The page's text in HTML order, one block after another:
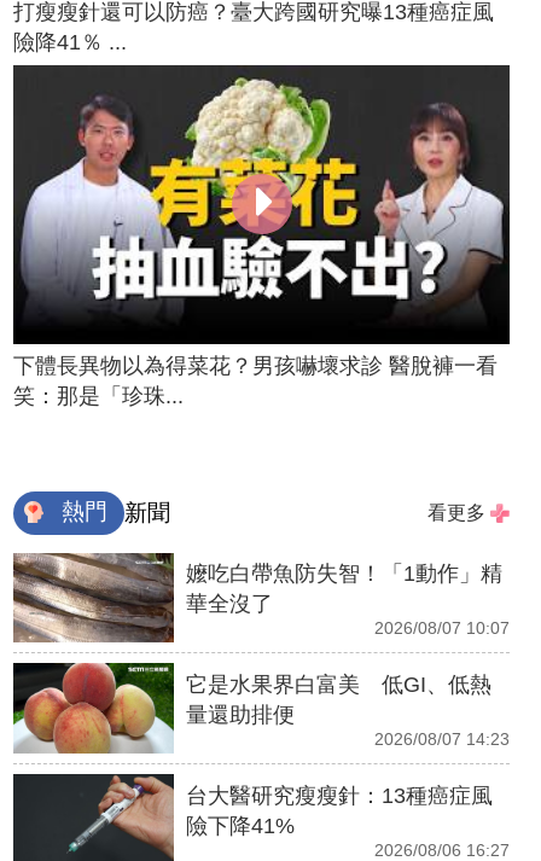
打瘦瘦針還可以防癌？臺大跨國研究曝13種癌症風
險降41％ ...
下體長異物以為得菜花？男孩嚇壞求診 醫脫褲一看
笑：那是「珍珠...
熱門 新聞 看更多
嬤吃白帶魚防失智！「1動作」精
華全沒了
2026/08/07 10:07
它是水果界白富美 低GI、低熱
量還助排便
2026/08/07 14:23
台大醫研究瘦瘦針：13種癌症風
險下降41%
2026/08/06 16:27